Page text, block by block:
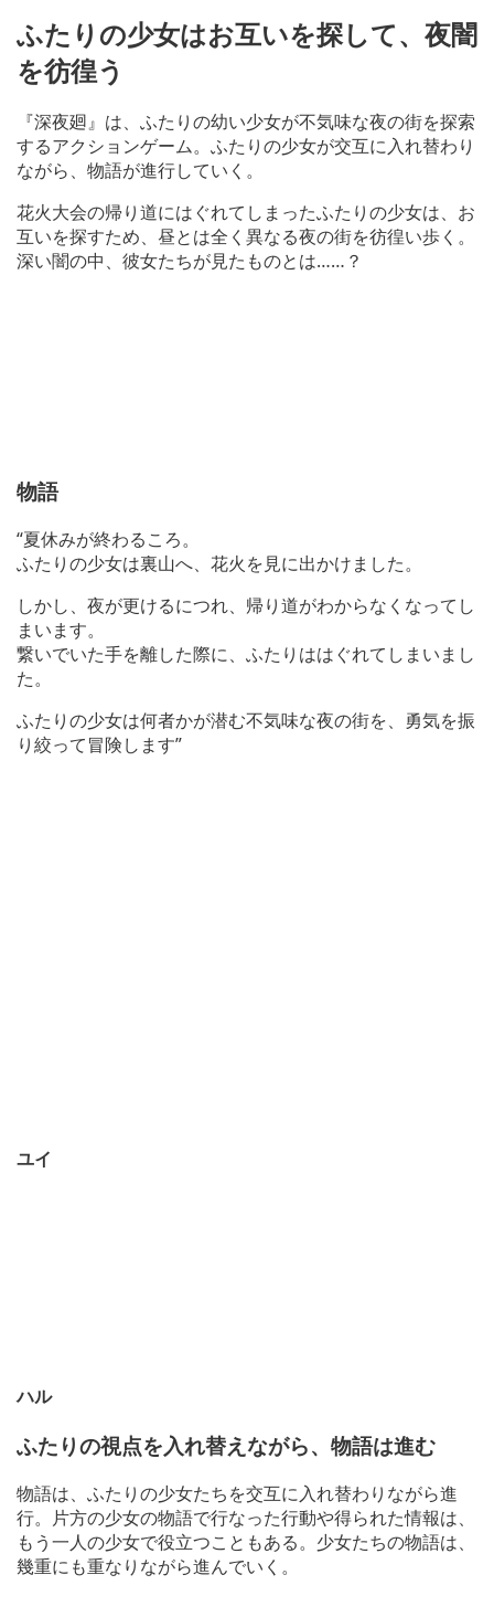
ふたりの少女はお互いを探して、夜闇
を彷徨う
『深夜廻』は、ふたりの幼い少女が不気味な夜の街を探索
するアクションゲーム。ふたりの少女が交互に入れ替わり
ながら、物語が進行していく。
花火大会の帰り道にはぐれてしまったふたりの少女は、お
互いを探すため、昼とは全く異なる夜の街を彷徨い歩く。
深い闇の中、彼女たちが見たものとは……？
物語
“夏休みが終わるころ。
ふたりの少女は裏山へ、花火を見に出かけました。
しかし、夜が更けるにつれ、帰り道がわからなくなってし
まいます。
繋いでいた手を離した際に、ふたりははぐれてしまいまし
た。
ふたりの少女は何者かが潜む不気味な夜の街を、勇気を振
り絞って冒険します”
ユイ
ハル
ふたりの視点を入れ替えながら、物語は進む
物語は、ふたりの少女たちを交互に入れ替わりながら進
行。片方の少女の物語で行なった行動や得られた情報は、
もう一人の少女で役立つこともある。少女たちの物語は、
幾重にも重なりながら進んでいく。